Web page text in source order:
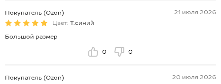
Покупатель (Ozon)
21 июля 2026
Цвет: Т.синий
Большой размер
0 0
Покупатель (Ozon)
20 июля 2026